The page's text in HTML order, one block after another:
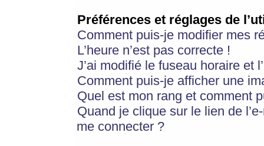
Préférences et réglages de
Comment puis-je modifier mes
L’heure n’est pas correcte !
J’ai modifié le fuseau horaire et
Comment puis-je afficher une
Quel est mon rang et comment
Quand je clique sur le lien de
me connecter ?